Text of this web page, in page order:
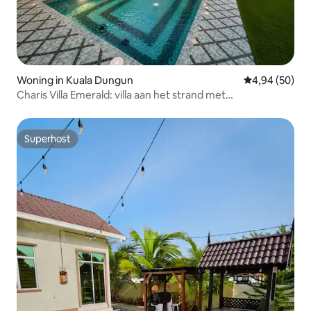
Woning in Kuala Dungun Gemiddelde
4,94 (50)
Charis Villa Emerald: villa aan het strand met
Superhost
Superhost